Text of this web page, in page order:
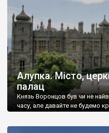
Алупка. Місто,
палац
Князь Воронцов був чи не
часу, але давайте не будемо